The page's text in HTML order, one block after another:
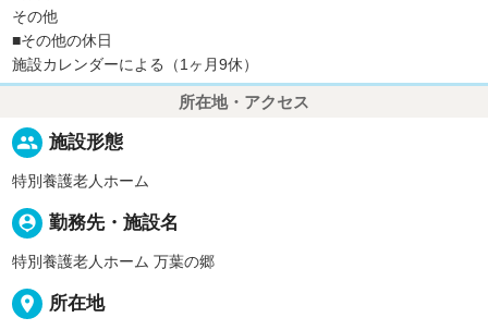
その他
■その他の休日
施設カレンダーによる（1ヶ月9休）
所在地・アクセス
people 施設形態
特別養護老人ホーム
person_pin 勤務先・施設名
特別養護老人ホーム 万葉の郷
place 所在地